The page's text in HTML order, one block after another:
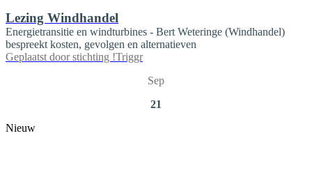
Lezing Windhandel
Energietransitie en windturbines ️- Bert Weteringe (Windhandel)
bespreekt kosten, gevolgen en alternatieven
Geplaatst door stichting !Triggr
Sep
21
Nieuw